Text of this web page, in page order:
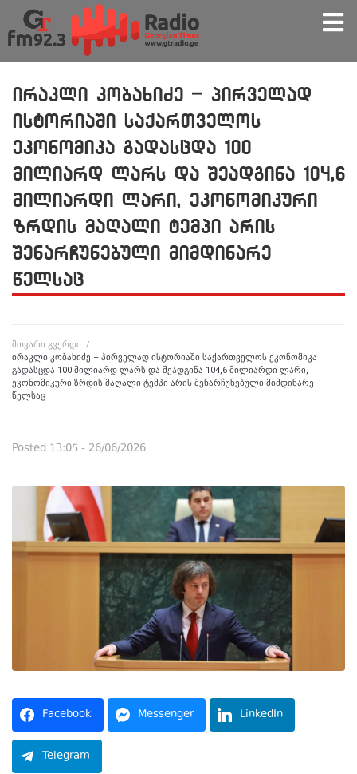
ირაკლი კობახიძე – პირველად
ისტორიაში საქართველოს
ეკონომიკა გადასცდა 100
მილიარდ ლარს და შეადგინა 104,6
მილიარდი ლარი, ეკონომიკური
ზრდის მაღალი ტემპი არის
შენარჩუნებული მიმდინარე
წელსაც
მთვარი გვერდი /
ირაკლი კობახიძე – პირველად ისტორიაში საქართველოს ეკონომიკა
გადასცდა 100 მილიარდ ლარს და შეადგინა 104,6 მილიარდი ლარი,
ეკონომიკური ზრდის მაღალი ტემპი არის შენარჩუნებული მიმდინარე
წელსაც
Posted 13:05 - 26/06/2026
Facebook Messenger LinkedIn
Telegram